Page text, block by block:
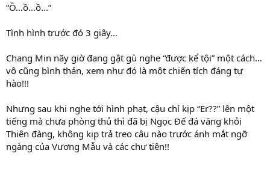
“Ồ…ồ…ồ…”
Tình hình trước đó 3 giây…
Chang Min nãy giờ đang gật gù nghe “được kể tội” một cách…
vô cũng bình thản, xem như đó là một chiến tích đáng tự
hào!!!
Nhưng sau khi nghe tới hình phạt, cậu chỉ kịp “Er??” lên một
tiếng mà chưa phòng thủ thì đã bị Ngọc Đế đá văng khỏi
Thiên đàng, không kịp trả treo câu nào trước ánh mắt ngỡ
ngàng của Vương Mẫu và các chư tiên!!